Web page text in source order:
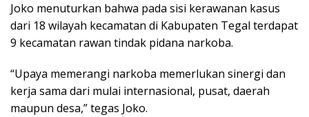
Joko menuturkan bahwa pada sisi kerawanan kasus
dari 18 wilayah kecamatan di Kabupaten Tegal terdapat
9 kecamatan rawan tindak pidana narkoba.
“Upaya memerangi narkoba memerlukan sinergi dan
kerja sama dari mulai internasional, pusat, daerah
maupun desa,” tegas Joko.